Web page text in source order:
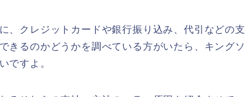
、クレジットカードや銀行振り込み、代引などの支
きるのかどうかを調べている方がいたら、キングソ
ですよ。